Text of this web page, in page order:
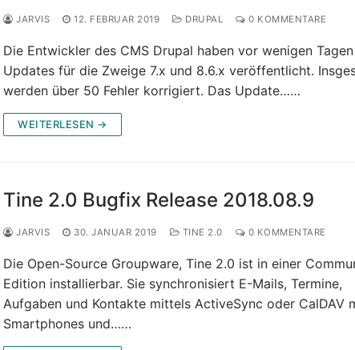
JARVIS 12. FEBRUAR 2019 DRUPAL 0 KOMMENTARE
Die Entwickler des CMS Drupal haben vor wenigen Tagen
Updates für die Zweige 7.x und 8.6.x veröffentlicht.
werden über 50 Fehler korrigiert. Das Update……
WEITERLESEN →
Tine 2.0 Bugfix Release 2018.08.9
JARVIS 30. JANUAR 2019 TINE 2.0 0 KOMMENTARE
Die Open-Source Groupware, Tine 2.0 ist in einer
Edition installierbar. Sie synchronisiert E-Mails, Termine,
Aufgaben und Kontakte mittels ActiveSync oder CalDAV
Smartphones und……